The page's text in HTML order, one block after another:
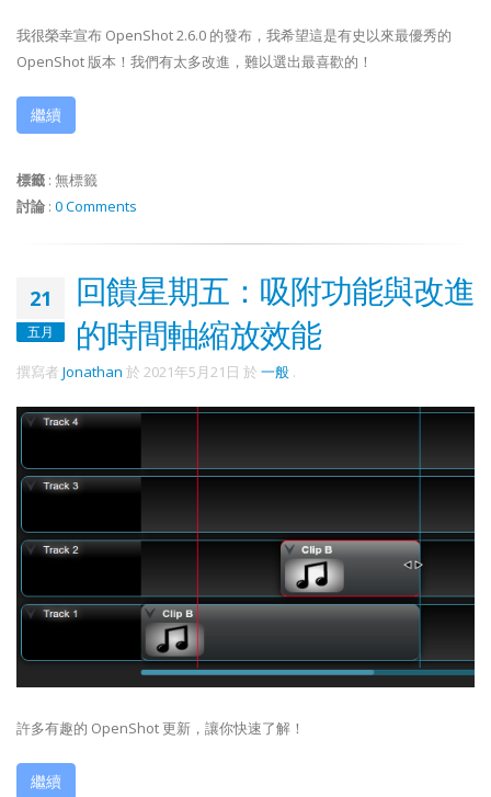
我很榮幸宣布 OpenShot 2.6.0 的發布，我希望這是有史以來最優秀的
OpenShot 版本！我們有太多改進，難以選出最喜歡的！
繼續
標籤 : 無標籤
討論 : 0 Comments
21
五月
回饋星期五：吸附功能與改進
的時間軸縮放效能
撰寫者 Jonathan 於 2021年5月21日 於 一般 .
許多有趣的 OpenShot 更新，讓你快速了解！
繼續